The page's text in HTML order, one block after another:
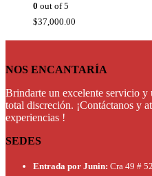
0 out of 5
$37,000.00
NOS ENCANTARÍA
Brindarte un excelente servicio y
total discreción. ¡Contáctanos y
experiencias !
SEDES
Entrada por Junin: Cra 49 #